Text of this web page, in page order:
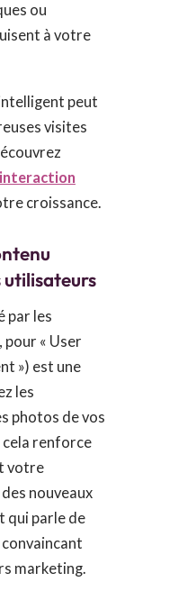
ou
à votre
peut
visites
croissance.
utilisateurs
par les
« User
») est une
les
photos de vos
renforce
votre
nouveaux
qui parle de
marketing.